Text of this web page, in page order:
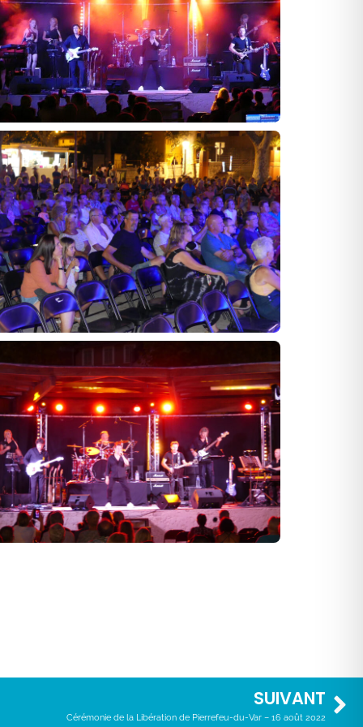
SUIVANT
Cérémonie de la Libération de Pierrefeu-du-Var – 16 août 2022